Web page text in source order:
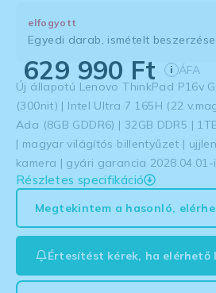
elfogyott
Egyedi darab, ismételt
629 990 Ft i ÁFA
Új állapotú Lenovo ThinkPad P16v
(300nit) | Intel Ultra 7 165H (22
Ada (8GB GDDR6) | 32GB DDR5 |
| magyar világítós billentyűzet |
kamera | gyári garancia 2028.04.01-
Részletes specifikáció
Megtekintem a hasonló,
Értesítést kérek, ha elérhető